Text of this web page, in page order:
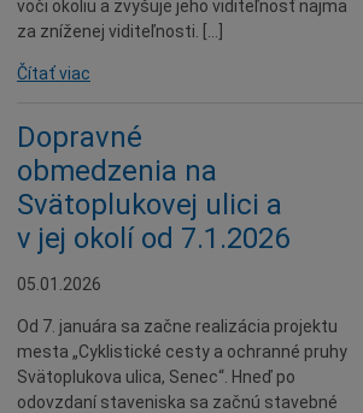
voči okoliu a zvyšuje jeho viditeľnosť najmä
za zníženej viditeľnosti. […]
Čítať viac
Dopravné
obmedzenia na
Svätoplukovej ulici a
v jej okolí od 7.1.2026
05.01.2026
Od 7. januára sa začne realizácia projektu
mesta „Cyklistické cesty a ochranné pruhy
Svätoplukova ulica, Senec“. Hneď po
odovzdaní staveniska sa začnú stavebné